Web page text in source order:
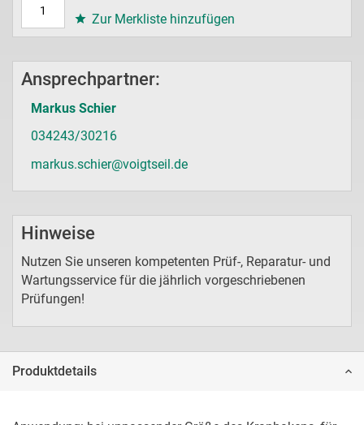
Zur Merkliste hinzufügen
Ansprechpartner:
Markus Schier
034243/30216
markus.schier@voigtseil.de
Hinweise
Nutzen Sie unseren kompetenten Prüf-, Reparatur- und
Wartungsservice für die jährlich vorgeschriebenen
Prüfungen!
Produktdetails